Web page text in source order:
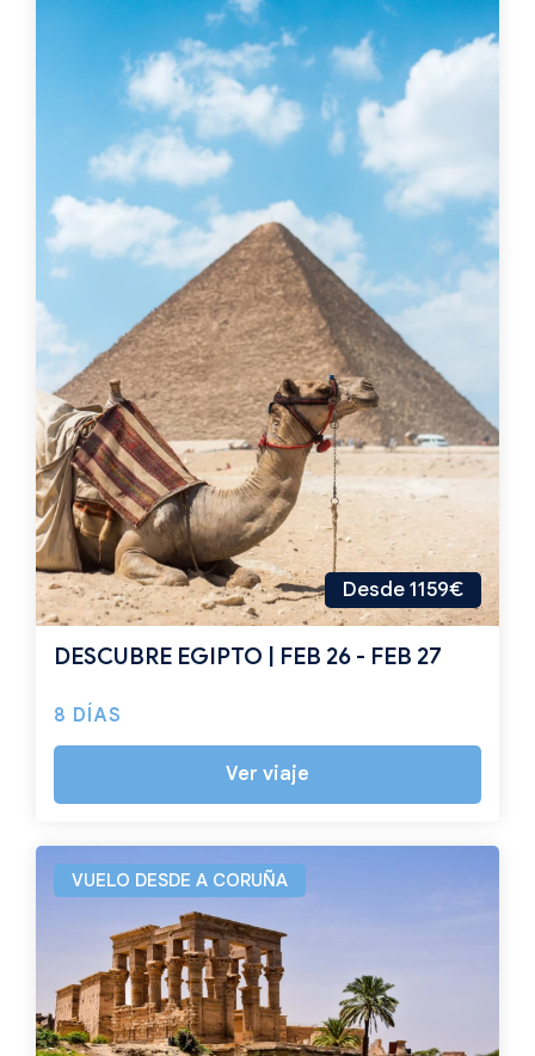
Desde 1159€
DESCUBRE EGIPTO | FEB 26 - FEB 27
8 DÍAS
Ver viaje
VUELO DESDE A CORUÑA